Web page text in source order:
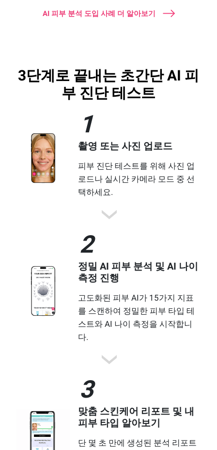
AI 피부 분석 도입 사례 더 알아보기
3단계로 끝내는 초간단 AI 피
부 진단 테스트
1
촬영 또는 사진 업로드
피부 진단 테스트를 위해 사진 업
로드나 실시간 카메라 모드 중 선
택하세요.
2
정밀 AI 피부 분석 및 AI 나이
측정 진행
고도화된 피부 AI가 15가지 지표
를 스캔하여 정밀한 피부 타입 테
스트와 AI 나이 측정을 시작합니
다.
3
맞춤 스킨케어 리포트 및 내
피부 타입 알아보기
단 몇 초 만에 생성된 분석 리포트